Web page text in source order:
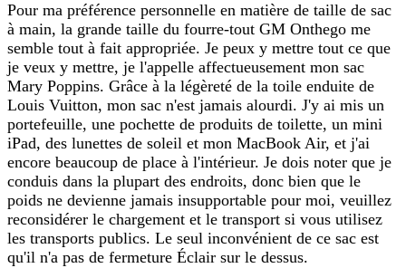
Pour ma préférence personnelle en matière de taille de sac
à main, la grande taille du fourre-tout GM Onthego me
semble tout à fait appropriée. Je peux y mettre tout ce que
je veux y mettre, je l'appelle affectueusement mon sac
Mary Poppins. Grâce à la légèreté de la toile enduite de
Louis Vuitton, mon sac n'est jamais alourdi. J'y ai mis un
portefeuille, une pochette de produits de toilette, un mini
iPad, des lunettes de soleil et mon MacBook Air, et j'ai
encore beaucoup de place à l'intérieur. Je dois noter que je
conduis dans la plupart des endroits, donc bien que le
poids ne devienne jamais insupportable pour moi, veuillez
reconsidérer le chargement et le transport si vous utilisez
les transports publics. Le seul inconvénient de ce sac est
qu'il n'a pas de fermeture Éclair sur le dessus.